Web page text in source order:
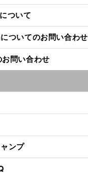
ついて
ついてのお問い合わせ
問い合わせ
ンプ